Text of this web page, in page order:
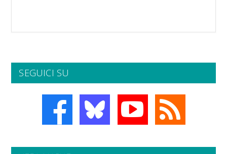
SEGUICI SU